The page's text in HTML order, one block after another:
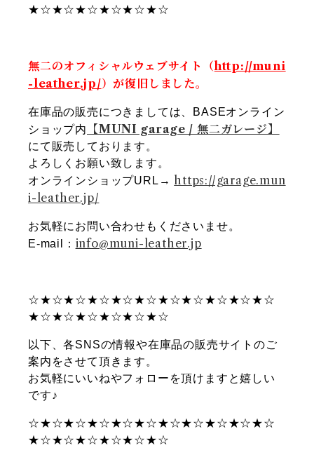
★☆★☆★☆★☆★☆★☆
無二のオフィシャルウェブサイト（http://muni
-leather.jp/）が復旧しました。
在庫品の販売につきましては、BASEオンライン
ショップ内
【MUNI garage / 無二ガレージ】
にて販売しております。
よろしくお願い致します。
オンラインショップURL→ https://garage.mun
i-leather.jp/
お気軽にお問い合わせもくださいませ。
E-mail： info@muni-leather.jp
☆★☆★☆★☆★☆★☆★☆★☆★☆★☆★☆
★☆★☆★☆★☆★☆★☆
以下、各SNSの情報や在庫品の販売サイトのご
案内をさせて頂きます。
お気軽にいいねやフォローを頂けますと嬉しい
です♪
☆★☆★☆★☆★☆★☆★☆★☆★☆★☆★☆
★☆★☆★☆★☆★☆★☆